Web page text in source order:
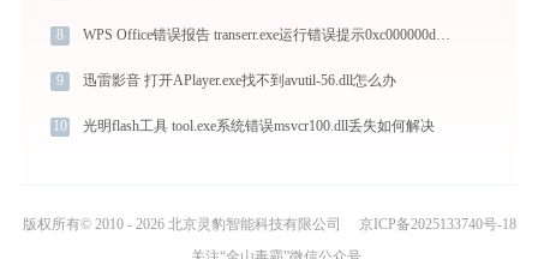
8 WPS Office错误报告 transerr.exe运行错误提示0xc000000d的解决办法
9 迅雷影音 打开APlayer.exe找不到avutil-56.dll怎么办
10 光明flash工具 tool.exe系统错误msvcr100.dll丢失如何解决
版权所有© 2010 - 2026 北京灵豹智能科技有限公司
京ICP备2025133740号-18